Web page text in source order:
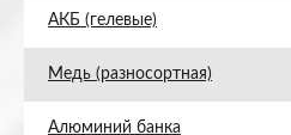
АКБ (гелевые)
Медь (разносортная)
Алюминий банка